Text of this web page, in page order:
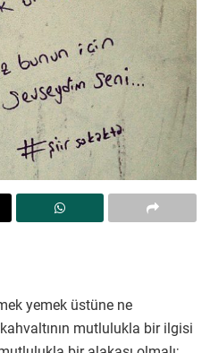
yemek üstüne ne
mutlulukla bir ilgisi